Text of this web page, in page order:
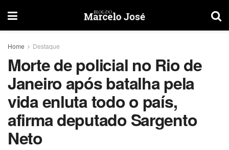
Home Destaque
Morte de policial no Rio de
Janeiro após batalha pela
vida enluta todo o país,
afirma deputado Sargento
Neto